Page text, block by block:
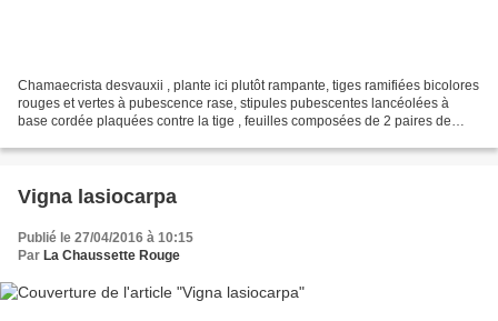
Chamaecrista desvauxii , plante ici plutôt rampante, tiges ramifiées bicolores
rouges et vertes à pubescence rase, stipules pubescentes lancéolées à
base cordée plaquées contre la tige , feuilles composées de 2 paires de
Vigna lasiocarpa
Publié le 27/04/2016 à 10:15
Par La Chaussette Rouge